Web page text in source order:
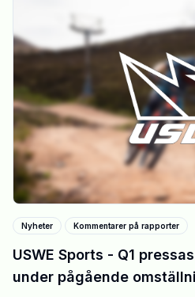
Nyheter Kommentarer på rapporter
USWE Sports - Q1
under pågående